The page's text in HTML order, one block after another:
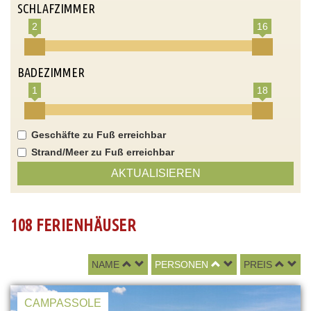
SCHLAFZIMMER
2 16
BADEZIMMER
1 18
Geschäfte zu Fuß erreichbar
Strand/Meer zu Fuß erreichbar
AKTUALISIEREN
108 FERIENHÄUSER
NAME PERSONEN PREIS
CAMPASSOLE